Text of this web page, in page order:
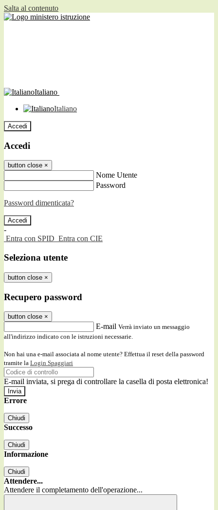
Salta al contenuto
Italiano
Italiano
Accedi
Accedi
button close ×
Nome Utente
Password
Password dimenticata?
-
Entra con SPID Entra con CIE
Seleziona utente
button close ×
Recupero password
button close ×
E-mail Verrà inviato un messaggio
all'indirizzo indicato con le istruzioni necessarie.
Non hai una e-mail associata al nome utente? Effettua il reset della password
tramite la Login Spaggiari
E-mail inviata, si prega di controllare la casella di posta elettronica!
Errore
Chiudi
Successo
Chiudi
Informazione
Chiudi
Attendere...
Attendere il completamento dell'operazione...